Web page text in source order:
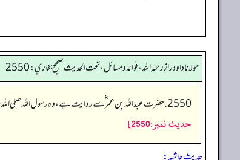
مولانا داود راز رحمه الله، فوائد و مسائل، تحت الحديث صحيح بخاري: 2550
2550. حضرت عبداللہ بن عمر ؓ سے روایت ہے، وہ رسول اللہ صلی اللہ علیہ وسلم سے بیان کرتے ہیں کہ آپ نے فرمایا:
حديث نمبر:2550]